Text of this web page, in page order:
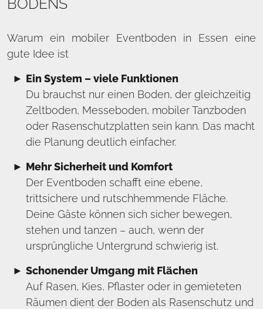
BODENS
Warum ein mobiler Eventboden in Essen eine
gute Idee ist
Ein System – viele Funktionen
Du brauchst nur einen Boden, der gleichzeitig
Zeltboden, Messeboden, mobiler Tanzboden
oder Rasenschutzplatten sein kann. Das macht
die Planung deutlich einfacher.
Mehr Sicherheit und Komfort
Der Eventboden schafft eine ebene,
trittsichere und rutschhemmende Fläche.
Deine Gäste können sich sicher bewegen,
stehen und tanzen – auch, wenn der
ursprüngliche Untergrund schwierig ist.
Schonender Umgang mit Flächen
Auf Rasen, Kies, Pflaster oder in gemieteten
Räumen dient der Boden als Rasenschutz und